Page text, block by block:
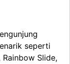
seperti
Slide,